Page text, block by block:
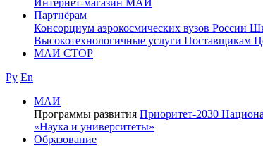
Партнёрам
Консорциум аэрокосмических вузов России
Высокотехнологичные услуги Поставщикам
МАИ СТОР
Ру En
МАИ
Программы развития Приоритет-2030
«Наука и университеты»
Образование